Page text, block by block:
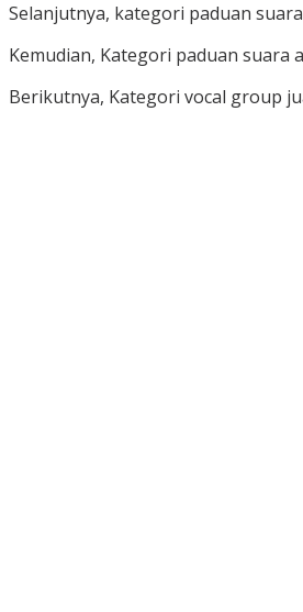
Selanjutnya, kategori paduan
Kemudian, Kategori paduan suara
Berikutnya, Kategori vocal group